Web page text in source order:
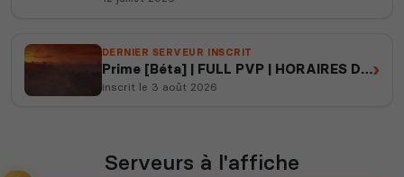
DERNIER SERVEUR INSCRIT
Prime [Béta] | FULL PVP | HORAIRES DE
RAID | NO PAY TO WIN
inscrit le 3 août 2026
›
Serveurs à l'affiche